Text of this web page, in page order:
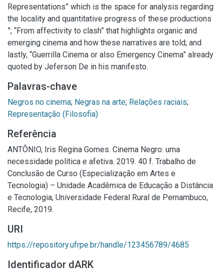
Representations” which is the space for analysis regarding
the locality and quantitative progress of these productions
”; “From affectivity to clash” that highlights organic and
emerging cinema and how these narratives are told; and
lastly, “Guerrilla Cinema or also Emergency Cinema” already
quoted by Jeferson De in his manifesto.
Palavras-chave
Negros no cinema; Negras na arte; Relações raciais;
Representação (Filosofia)
Referência
ANTÔNIO, Iris Regina Gomes. Cinema Negro: uma
necessidade política e afetiva. 2019. 40 f. Trabalho de
Conclusão de Curso (Especialização em Artes e
Tecnologia) – Unidade Acadêmica de Educação a Distância
e Tecnologia, Universidade Federal Rural de Pernambuco,
Recife, 2019.
URI
https://repository.ufrpe.br/handle/123456789/4685
Identificador dARK